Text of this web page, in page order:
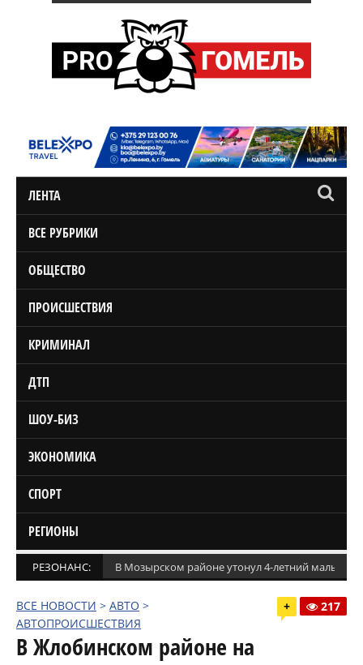
ЛЕНТА
ВСЕ РУБРИКИ
ОБЩЕСТВО
ПРОИСШЕСТВИЯ
КРИМИНАЛ
ДТП
ШОУ-БИЗ
ЭКОНОМИКА
СПОРТ
РЕГИОНЫ
РЕЗОНАНС: В Мозырском районе утонул 4-летний мальчик
ВСЕ НОВОСТИ > АВТО >
АВТОПРОИСШЕСТВИЯ
+ 217
В Жлобинском районе на